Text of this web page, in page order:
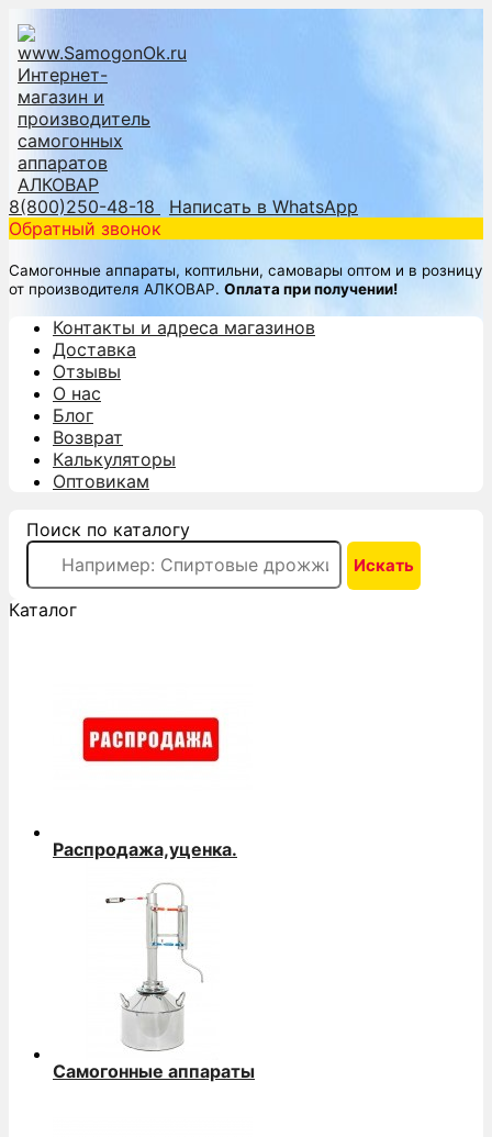
8(800)250-48-18
Написать в WhatsApp
Обратный звонок
Самогонные аппараты, коптильни, самовары оптом и в розницу
от производителя АЛКОВАР. Оплата при получении!
Контакты и адреса магазинов
Доставка
Отзывы
О нас
Блог
Возврат
Калькуляторы
Оптовикам
Поиск по каталогу
Каталог
Распродажа,уценка.
Самогонные аппараты